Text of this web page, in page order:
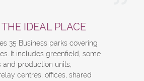
IDEAL PLACE
35 Business parks covering
It includes greenfield, some
and production units,
centres, offices, shared